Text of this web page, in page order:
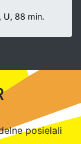
U, 88 min.
posielali